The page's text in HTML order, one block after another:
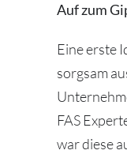
Auf zum
Eine erste
sorgsam
FAS
war diese